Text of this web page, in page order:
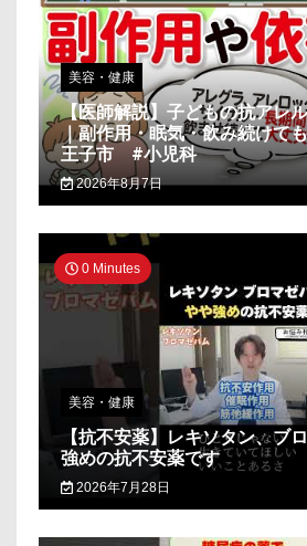
美容・健康
【医師解説】子どもの抗アレ
｜副作用・眠気・飲み続けて
王子市 #小児科
2026年8月7日
0 Minutes
美容・健康
【抗不安薬】レキソタン、ブ
強めの抗不安薬です
2026年7月28日